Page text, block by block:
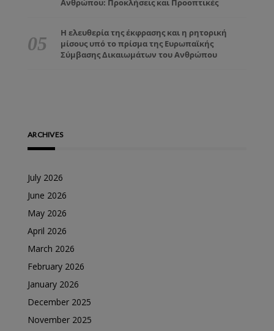
Ανθρώπου: Προκλήσεις και Προοπτικές
Η ελευθερία της έκφρασης και η ρητορική
μίσους υπό το πρίσμα της Ευρωπαϊκής
Σύμβασης Δικαιωμάτων του Ανθρώπου
ARCHIVES
July 2026
June 2026
May 2026
April 2026
March 2026
February 2026
January 2026
December 2025
November 2025